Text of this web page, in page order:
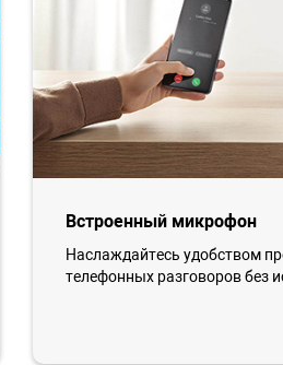
Встроенный микрофон
Наслаждайтесь удобством
телефонных разговоров без